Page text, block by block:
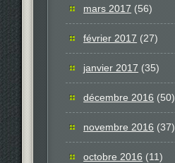
mars 2017 (56)
février 2017 (27)
janvier 2017 (35)
décembre 2016 (50)
novembre 2016 (37)
octobre 2016 (11)